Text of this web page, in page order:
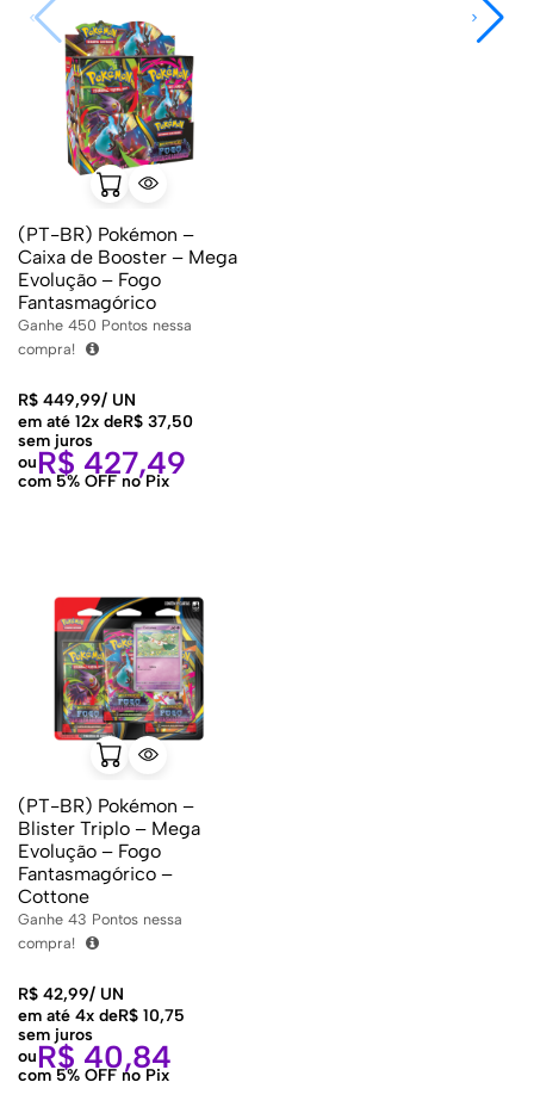
(PT-BR) Pokémon –
Caixa de Booster – Mega
Evolução – Fogo
Fantasmagórico
Ganhe 450 Pontos nessa
compra!
R$ 449,99/ UN
em até 12x deR$ 37,50
sem juros
ouR$ 427,49
com 5% OFF no Pix
(PT-BR) Pokémon –
Blister Triplo – Mega
Evolução – Fogo
Fantasmagórico –
Cottone
Ganhe 43 Pontos nessa
compra!
R$ 42,99/ UN
em até 4x deR$ 10,75
sem juros
ouR$ 40,84
com 5% OFF no Pix